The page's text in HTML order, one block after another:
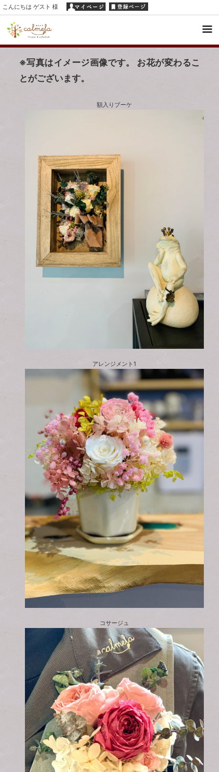
こんにちは ゲスト 様
※写真はイメージ画像です。 お花が変わるこ
とがございます。
額入りブーケ
アレンジメント1
コサージュ